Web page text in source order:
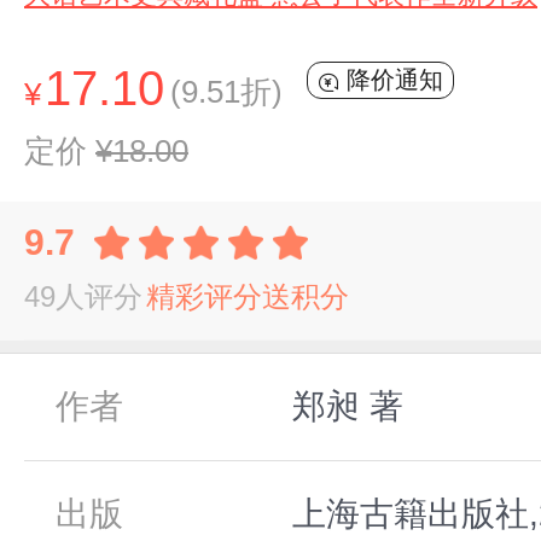
¥ 17.10 (9.51折) 降价通知
定价 ¥18.00
9.7
49人评分精彩评分送积分
作者 郑昶 著
出版 上海古籍出版